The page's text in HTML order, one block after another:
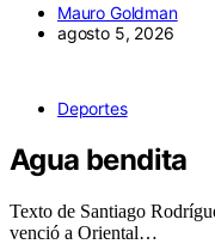
Mauro Goldman
agosto 5, 2026
Deportes
Agua bendita
Texto de Santiago
venció a Oriental…